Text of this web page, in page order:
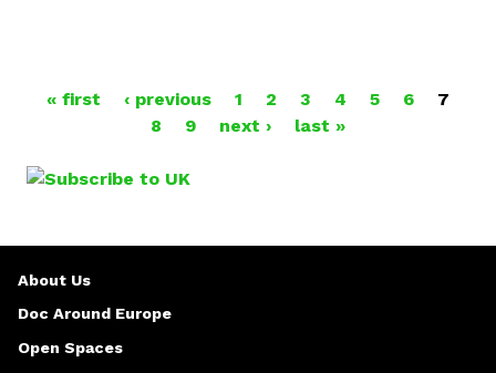
P
G
S
« first ‹ previous 1 2 3 4 5 6
7
8
9 next › last »
About Us
Doc Around Europe
Open Spaces